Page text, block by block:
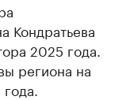
Кондратьева
2025 года.
региона на